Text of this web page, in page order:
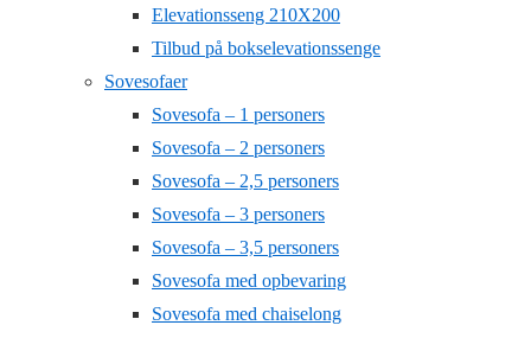
Elevationsseng 210X200
Tilbud på bokselevationssenge
Sovesofaer
Sovesofa – 1 personers
Sovesofa – 2 personers
Sovesofa – 2,5 personers
Sovesofa – 3 personers
Sovesofa – 3,5 personers
Sovesofa med opbevaring
Sovesofa med chaiselong